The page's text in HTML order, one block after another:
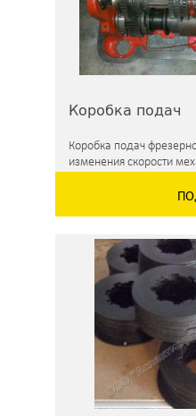
Коробка подач
Коробка подач
изменения скорости